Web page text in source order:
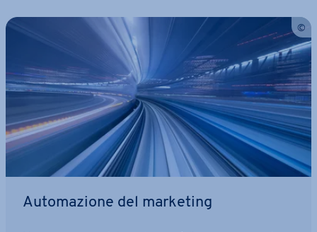
Au­to­ma­zio­ne del marketing